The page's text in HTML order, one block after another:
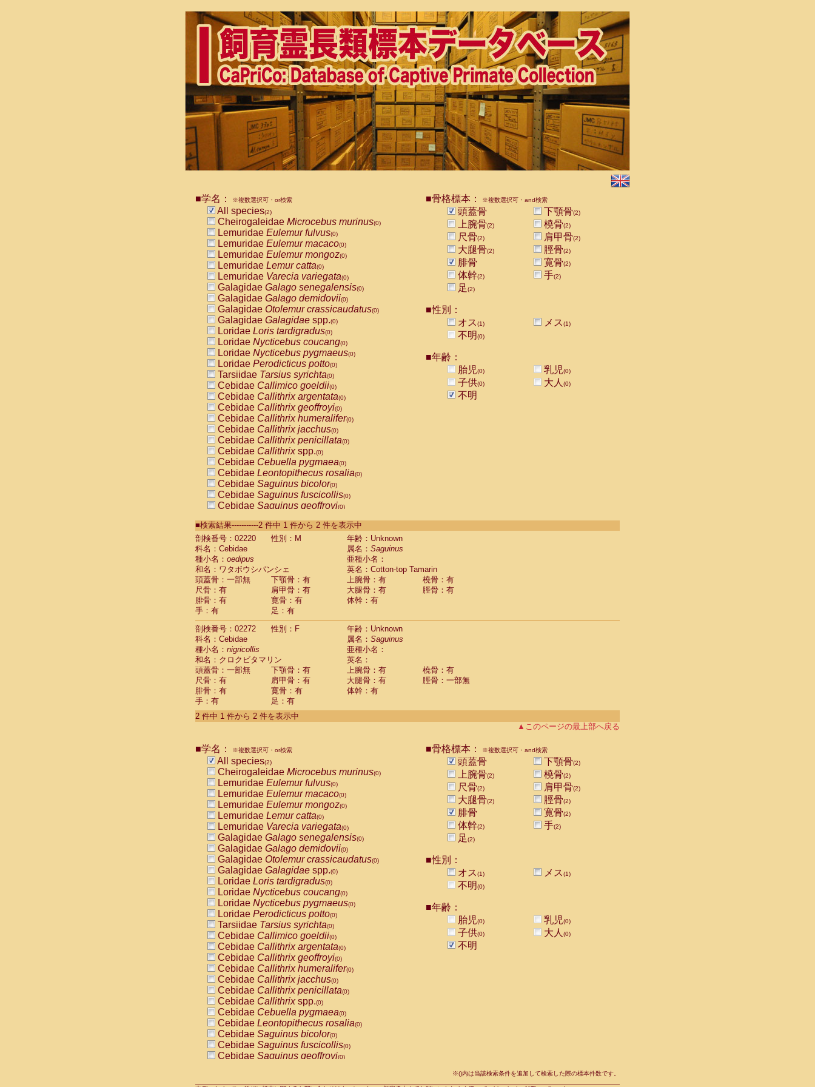
■学名： ※複数選択可・or検索
All species(2)
Cheirogaleidae Microcebus murinus(0)
Lemuridae Eulemur fulvus(0)
Lemuridae Eulemur macaco(0)
Lemuridae Eulemur mongoz(0)
Lemuridae Lemur catta(0)
Lemuridae Varecia variegata(0)
Galagidae Galago senegalensis(0)
Galagidae Galago demidovii(0)
Galagidae Otolemur crassicaudatus(0)
Galagidae Galagidae spp.(0)
Loridae Loris tardigradus(0)
Loridae Nycticebus coucang(0)
Loridae Nycticebus pygmaeus(0)
Loridae Perodicticus potto(0)
Tarsiidae Tarsius syrichta(0)
Cebidae Callimico goeldii(0)
Cebidae Callithrix argentata(0)
Cebidae Callithrix geoffroyi(0)
Cebidae Callithrix humeralifer(0)
Cebidae Callithrix jacchus(0)
Cebidae Callithrix penicillata(0)
Cebidae Callithrixspp.(0)
Cebidae Cebuella pygmaea(0)
Cebidae Leontopithecus rosalia(0)
Cebidae Saguinus bicolor(0)
Cebidae Saguinus fuscicollis(0)
Cebidae Saguinus geoffroyi(0)
CebidaeSaguinus labiatus(0)
Cebidae Saguinus leucopus (0)
Cebidae
Cebidae
CebidaeSaguinus nigricollis (1)
Cebidae Saguinus oedipus
Cebidae Saguinus weddelli
Cebidae Saguinusspp.
Cebidae Aotus trivirgatus
Cebidae Cebus albifrons
Cebidae
CebidaeCebus capucinus
CebidaeCebus nigrivittatus
Cebidae Cebusspp.(0)
Cebidae Saimiri boliviensis
Cebidae Saimiri sciureus
Atelidae Alouatta caraya
AtelidaeAlouatta fusca
AtelidaeAlouatta seniculus
AtelidaeAteles belzebuth
AtelidaeAteles geoffroyi
AtelidaeAteles paniscus(0)
AtelidaeAtelesspp. (0)
AtelidaeLagothrix lagothricha
AtelidaeLagothrix lagothricha cana
PitheciidaeCacajao calvus rubicundus
PitheciidaeCallicebus cupreus
PitheciidaeCallicebus donacophilus
PitheciidaeCallicebus moloch
PitheciidaeCallicebus torquatus(0)
PitheciidaeCallicebusspp.
PitheciidaeChiropotes satanas
PitheciidaePithecia monachus
PitheciidaePithecia pithecia (0)
CercopithecidaeCercocebus agilis
CercopithecidaeCercocebus galeritus chrysogaster
CercopithecidaeCercocebus torquatus atys
CercopithecidaeCercocebus torquatus lunulatus
CercopithecidaeCercocebus torquatus torquatus
CercopithecidaeCercocebushybrid
CercopithecidaeCercocebusspp.
CercopithecidaeLophocebus albigena
CercopithecidaePapio anubis
CercopithecidaePapio cynocephalus
CercopithecidaePapio hamadryas
CercopithecidaePapio papio
CercopithecidaePapiospp.(0)
CercopithecidaeMandrillus leucophaeus
CercopithecidaeMandrillus sphinx
CercopithecidaeMacaca arctoides(0)
■骨格標本： ※複数選択可・and検索
頭蓋骨 下顎骨(2)
上腕骨(2) 橈骨(2)
尺骨(2) 肩甲骨(2)
大腿骨(2) 脛骨(2)
腓骨 寛骨(2)
体幹(2) 手(2)
足(2)
■性別：
オス(1) メス(1)
不明(0)
■年齢：
胎児(0) 乳児(0)
子供(0) 大人 (0)
不明
■検索結果-----------2 件中 1 件から 2 件を表示中
剖検番号：02220
性別：M
年齢：Unknown
科名：Cebidae
属名： Saguinus
種小名： oedipus
亜種小名：
和名：ワタボウシパンシェ
英名：Cotton-top Tamarin
頭蓋骨：一部無
下顎骨：有 上腕骨：有
橈骨：有
尺骨：有
肩甲骨：有 大腿骨：有
脛骨：有
腓骨：有
寛骨：有
体幹：有
手：有
足：有
剖検番号：02272
性別：F
年齢：Unknown
科名：Cebidae
属名： Saguinus
種小名： nigricollis
亜種小名：
和名：クロクビタマリン
英名：
頭蓋骨：一部無
下顎骨：有 上腕骨：有
橈骨：有
尺骨：有
肩甲骨：有 大腿骨：有
脛骨：一部無
腓骨：有
寛骨：有
体幹：有
手：有
足：有
2 件中 1 件から 2 件を表示中
▲このページの最上部へ戻る
■学名： ※複数選択可・or検索
All species(2)
Cheirogaleidae Microcebus murinus(0)
Lemuridae Eulemur fulvus(0)
Lemuridae Eulemur macaco(0)
Lemuridae Eulemur mongoz(0)
Lemuridae Lemur catta(0)
Lemuridae Varecia variegata(0)
Galagidae Galago senegalensis(0)
Galagidae Galago demidovii(0)
Galagidae Otolemur crassicaudatus(0)
Galagidae Galagidae spp.(0)
Loridae Loris tardigradus(0)
Loridae Nycticebus coucang(0)
Loridae Nycticebus pygmaeus(0)
Loridae Perodicticus potto(0)
Tarsiidae Tarsius syrichta(0)
Cebidae Callimico goeldii(0)
Cebidae Callithrix argentata(0)
Cebidae Callithrix geoffroyi(0)
Cebidae Callithrix humeralifer(0)
Cebidae Callithrix jacchus(0)
Cebidae Callithrix penicillata(0)
Cebidae Callithrixspp.(0)
Cebidae Cebuella pygmaea(0)
Cebidae Leontopithecus rosalia(0)
Cebidae Saguinus bicolor(0)
Cebidae Saguinus fuscicollis(0)
Cebidae Saguinus geoffroyi(0)
■骨格標本： ※複数選択可・and検索
頭蓋骨 下顎骨(2)
上腕骨(2) 橈骨(2)
尺骨(2) 肩甲骨(2)
大腿骨(2) 脛骨(2)
腓骨 寛骨(2)
体幹(2) 手(2)
足(2)
■性別：
オス(1) メス(1)
不明(0)
■年齢：
胎児(0) 乳児(0)
子供(0) 大人 (0)
不明
※()内は当該検索条件を追加して検索した際の標本件数です。